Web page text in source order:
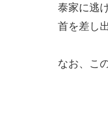
泰家に逃
首を差し
なお、こ